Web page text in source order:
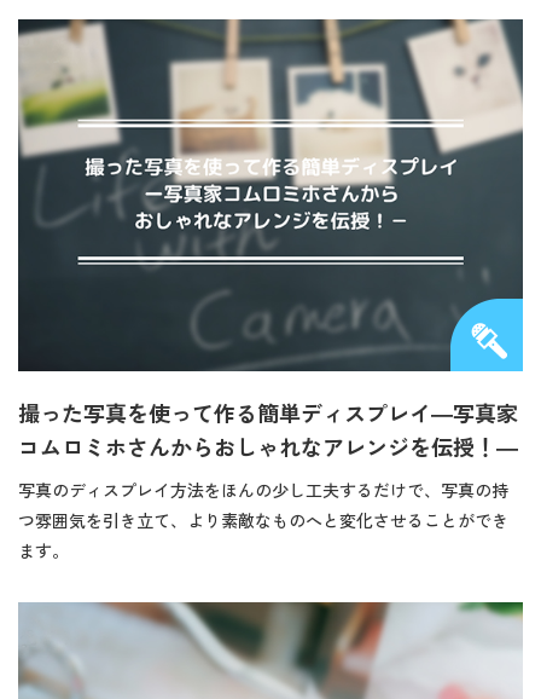
撮った写真を使って作る簡単ディスプレイ―写真家
コムロミホさんからおしゃれなアレンジを伝授！―
写真のディスプレイ方法をほんの少し工夫するだけで、写真の持
つ雰囲気を引き立て、より素敵なものへと変化させることができ
ます。